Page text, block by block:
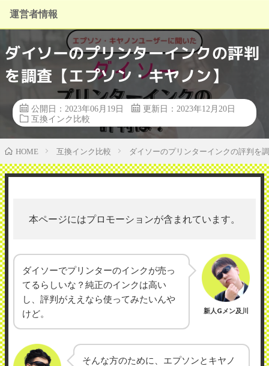
運営者情報
ダイソーのプリンターインクの評判
を調査【エプソン・キヤノン】
公開日：2023年06月19日
更新日：2023年12月20日
互換インク比較
HOME 互換インク比較 ダイソーのプリンターインクの評判を
本ページにはプロモーションが含まれています。
ダイソーでプリンターのインクが売っ
てるらしいな？純正のインクは高い
し、評判がええなら使ってみたいんや
けど。
新人Gメン及川
そんな方のために、エプソンとキヤノ